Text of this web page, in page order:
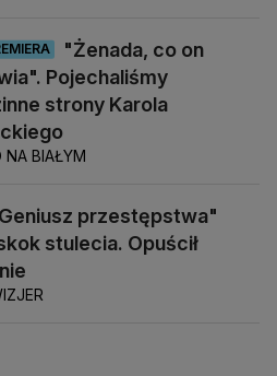
"Żenada, co on
Pojechaliśmy
strony Karola
NA BIAŁYM
przestępstwa"
stulecia. Opuścił